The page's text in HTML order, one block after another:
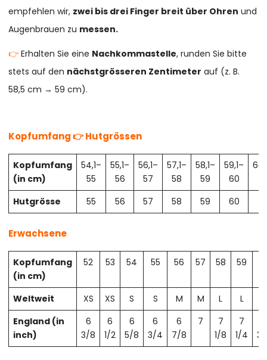
empfehlen wir, zwei bis drei Finger breit über Ohren und
Augenbrauen zu messen.
👉Erhalten Sie eine Nachkommastelle, runden Sie bitte
stets auf den nächstgrösseren Zentimeter auf (z. B.
58,5 cm → 59 cm).
Kopfumfang 👉 Hutgrössen
Kopfumfang
(in cm)
54,1–
55
55,1–
56
56,1–
57
57,1–
58
58,1–
59
59,1–
60
Hutgrösse
55 56 57 58 59 60
Erwachsene
Kopfumfang
(in cm)
52 53 54 55 56 57 58 59
Weltweit XS XS S S M M L L
England (in
inch)
6
3/8
6
1/2
6
5/8
6
3/4
6
7/8
7
7
1/8
7
1/4